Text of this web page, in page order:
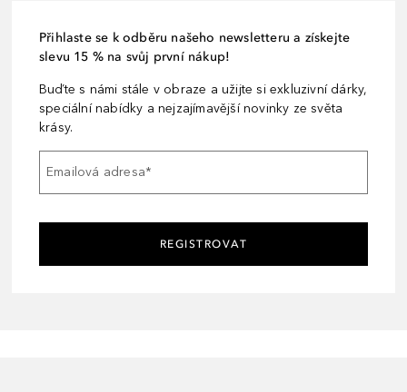
Přihlaste se k odběru našeho newsletteru a získejte
slevu 15 % na svůj první nákup!
Buďte s námi stále v obraze a užijte si exkluzivní dárky,
speciální nabídky a nejzajímavější novinky ze světa
krásy.
Emailová adresa*
REGISTROVAT